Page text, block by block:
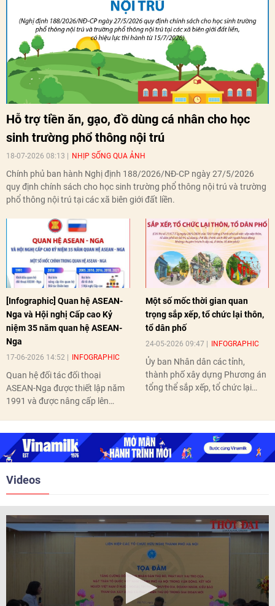
Hỗ trợ tiền ăn, gạo, đồ dùng cá nhân cho học
sinh trường phổ thông nội trú
18-07-2026 08:13 NHỊP SỐNG QUA ẢNH
Chính phủ ban hành Nghị định 188/2026/NĐ-CP ngày 27/5/2026
quy định chính sách cho học sinh trường phổ thông nội trú và trường
phổ thông nội trú tại các xã biên giới đất liền.
[Infographic] Quan hệ ASEAN-
Nga và Hội nghị Cấp cao Kỷ
niệm 35 năm quan hệ ASEAN-
Nga
17-06-2026 14:52 INFOGRAPHIC
Quan hệ đối tác đối thoại
ASEAN-Nga được thiết lập năm
1991 và được nâng cấp lên
nghị Cấp cao vào các năm 2005,
2010, 2016, 2018, 2021.
Một số mốc thời gian quan
trọng sắp xếp, tổ chức lại thôn,
tổ dân phố
24-05-2026 09:47 INFOGRAPHIC
Ủy ban Nhân dân các tỉnh,
thành phố xây dựng Phương án
tổng thể sắp xếp, tổ chức lại
Videos